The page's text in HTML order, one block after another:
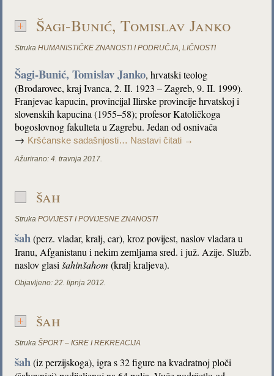
Šagi-Bunić, Tomislav Janko
Struka HUMANISTIČKE ZNANOSTI I PODRUČJA,LIČNOSTI
Šagi-Bunić, Tomislav Janko, hrvatski teolog
(Brodarovec, kraj Ivanca, 2. II. 1923 – Zagreb, 9. II. 1999).
Franjevac kapucin, provincijal Ilirske provincije hrvatskoj i
slovenskih kapucina (1955–58); profesor Katoličkoga
bogoslovnog fakulteta u Zagrebu. Jedan od osnivača
→ Kršćanske sadašnjosti… Nastavi čitati →
Ažurirano: 4. travnja 2017.
šah
Struka POVIJEST I POVIJESNE ZNANOSTI
šah(perz. vladar, kralj, car), kroz povijest, naslov vladara u
Iranu, Afganistanu i nekim zemljama sred. i juž. Azije. Služb.
naslov glasišahinšahom (kralj kraljeva).
Objavljeno: 22. lipnja 2012.
šah
Struka ŠPORT – IGRE I REKREACIJA
šah(iz perzijskoga), igra s 32 figure na kvadratnoj ploči